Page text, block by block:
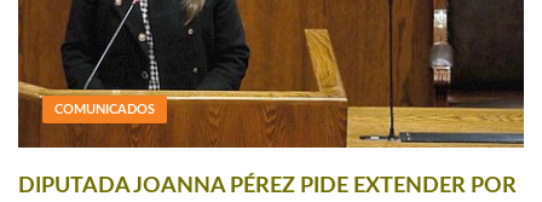
COMUNICADOS
DIPUTADA JOANNA PÉREZ PIDE EXTENDER POR